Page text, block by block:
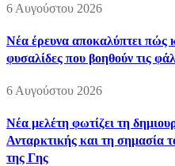
6 Αυγούστου 2026
Νέα έρευνα αποκαλύπτει πώς
φυσαλίδες που βοηθούν τις
6 Αυγούστου 2026
Νέα μελέτη φωτίζει τη
Ανταρκτικής και τη σημασία
της Γης